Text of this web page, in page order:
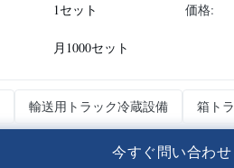
1セット 価格:
月1000セット
輸送用トラック冷蔵設備 箱ト
今すぐ問い合わせ